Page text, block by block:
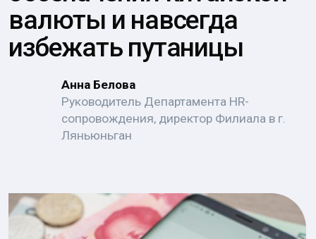
Анна Белова
Руководитель Департамента HR-
сопровождения, директор Филиала в г.
Ляньюньган